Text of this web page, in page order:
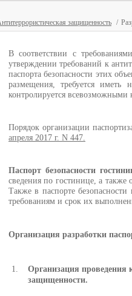
защищенность
В соответствии с
утверждении требований к
паспорта безопасности этих
размещения, требуется иметь
контролируется
Порядок организации
апреля 2017 г. N 447.
Паспорт безопасности
сведения по гостинице, а
Также в паспорте
требованиям и срок их
Организация разработки
Организация проведения
защищенности.